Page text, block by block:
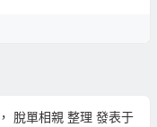
， 脫單相親 整理 發表于